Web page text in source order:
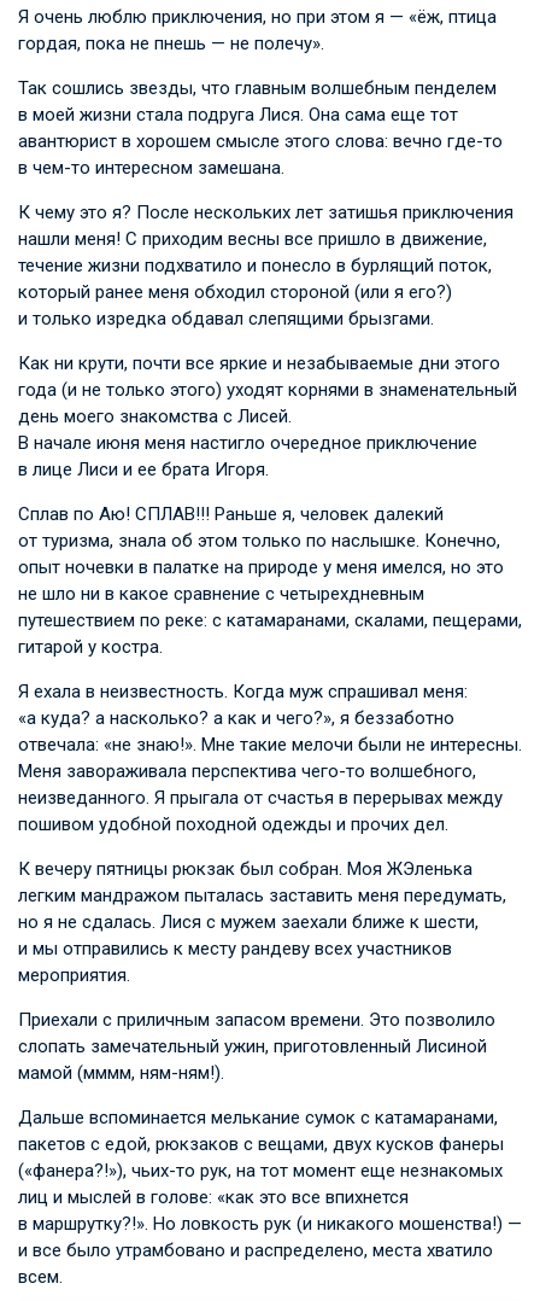
Я очень люблю приключения, но при этом я — «ёж, птица
гордая, пока не пнешь — не полечу».
Так сошлись звезды, что главным волшебным пенделем
в моей жизни стала подруга Лися. Она сама еще тот
авантюрист в хорошем смысле этого слова: вечно где-то
в чем-то интересном замешана.
К чему это я? После нескольких лет затишья приключения
нашли меня! С приходим весны все пришло в движение,
течение жизни подхватило и понесло в бурлящий поток,
который ранее меня обходил стороной (или я его?)
и только изредка обдавал слепящими брызгами.
Как ни крути, почти все яркие и незабываемые дни этого
года (и не только этого) уходят корнями в знаменательный
день моего знакомства с Лисей.
В начале июня меня настигло очередное приключение
в лице Лиси и ее брата Игоря.
Сплав по Аю! СПЛАВ!!! Раньше я, человек далекий
от туризма, знала об этом только по наслышке. Конечно,
опыт ночевки в палатке на природе у меня имелся, но это
не шло ни в какое сравнение с четырехдневным
путешествием по реке: с катамаранами, скалами, пещерами,
гитарой у костра.
Я ехала в неизвестность. Когда муж спрашивал меня:
«а куда? а насколько? а как и чего?», я беззаботно
отвечала: «не знаю!». Мне такие мелочи были не интересны.
Меня завораживала перспектива чего-то волшебного,
неизведанного. Я прыгала от счастья в перерывах между
пошивом удобной походной одежды и прочих дел.
К вечеру пятницы рюкзак был собран. Моя ЖЭленька
легким мандражом пыталась заставить меня передумать,
но я не сдалась. Лися с мужем заехали ближе к шести,
и мы отправились к месту рандеву всех участников
мероприятия.
Приехали с приличным запасом времени. Это позволило
слопать замечательный ужин, приготовленный Лисиной
мамой (мммм, ням-ням!).
Дальше вспоминается мелькание сумок с катамаранами,
пакетов с едой, рюкзаков с вещами, двух кусков фанеры
(«фанера?!»), чьих-то рук, на тот момент еще незнакомых
лиц и мыслей в голове: «как это все впихнется
в маршрутку?!». Но ловкость рук (и никакого мошенства!) —
и все было утрамбовано и распределено, места хватило
всем.